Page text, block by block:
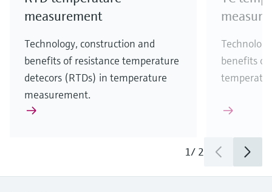
measurement
Technology, construction and
benefits of resistance temperature
detecors (RTDs) in temperature
measurement.
benefits of
1/ 2